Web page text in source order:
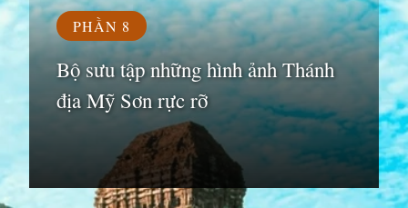
PHẦN 8
Bộ sưu tập những hình ảnh Thánh
địa Mỹ Sơn rực rỡ